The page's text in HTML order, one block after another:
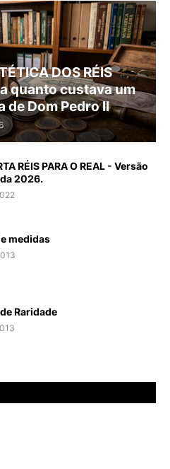
DOS RÉIS
quanto custava um
de Dom Pedro II
RÉIS PARA O REAL - Versão
2026.
medidas
Raridade